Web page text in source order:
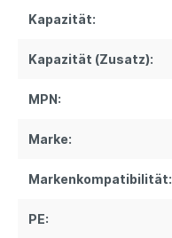
Kapazität:
Kapazität (Zusatz):
MPN:
Marke:
Markenkompatibilität:
PE: